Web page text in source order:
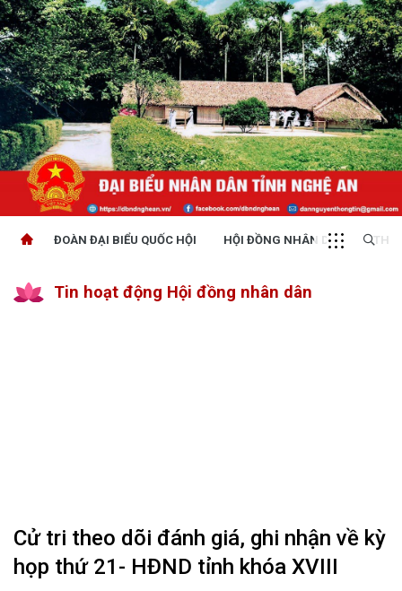
ĐOÀN ĐẠI BIỂU QUỐC HỘI HỘI ĐỒNG NHÂN DÂN
Tin hoạt động Hội đồng nhân dân
Cử tri theo dõi đánh giá, ghi nhận về kỳ
họp thứ 21- HĐND tỉnh khóa XVIII